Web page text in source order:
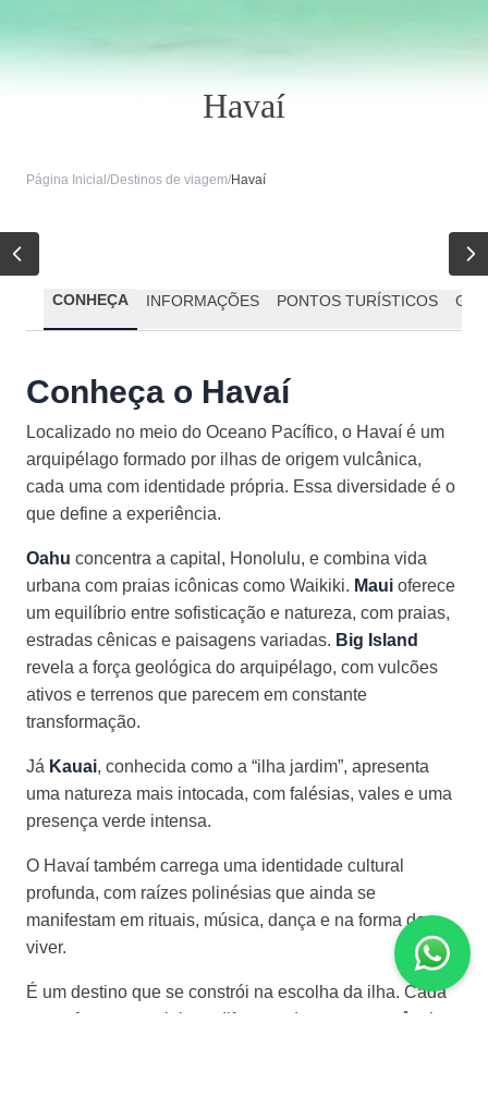
Havaí
Página Inicial/Destinos de viagem/Havaí
CONHEÇA INFORMAÇÕES PONTOS TURÍSTICOS
Conheça o Havaí
Localizado no meio do Oceano Pacífico, o Havaí é um
arquipélago formado por ilhas de origem vulcânica,
cada uma com identidade própria. Essa diversidade é o
que define a experiência.
Oahu concentra a capital, Honolulu, e combina vida
urbana com praias icônicas como Waikiki. Maui oferece
um equilíbrio entre sofisticação e natureza, com praias,
estradas cênicas e paisagens variadas. Big Island
revela a força geológica do arquipélago, com vulcões
ativos e terrenos que parecem em constante
transformação.
Já Kauai, conhecida como a “ilha jardim”, apresenta
uma natureza mais intocada, com falésias, vales e uma
presença verde intensa.
O Havaí também carrega uma identidade cultural
profunda, com raízes polinésias que ainda se
manifestam em rituais, música, dança e na forma de
viver.
É um destino que se constrói na escolha da ilha. Cada
uma oferece uma leitura diferente da mesma essência.